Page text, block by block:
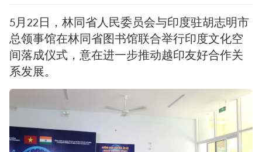
5月22日，林同省人民委员会与印度驻胡志明市
总领事馆在林同省图书馆联合举行印度文化空
间落成仪式，意在进一步推动越印友好合作关
系发展。